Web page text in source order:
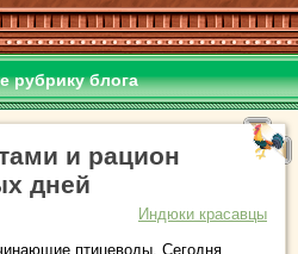
рубрику блога
и рацион
дней
Индюки красавцы
птицеводы. Сегодня